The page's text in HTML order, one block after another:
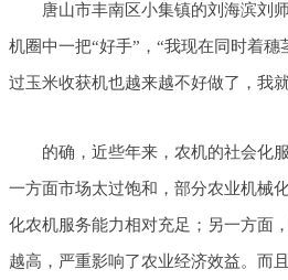
唐山市丰南区小集镇的刘海滨刘
机圈中一把“好手”，“我现在同时着
过玉米收获机也越来越不好做了，我就
的确，近些年来，农机的社会化
一方面市场太过饱和，部分农业机械
化农机服务能力相对充足；另一方面
越高，严重影响了农业经济效益。而